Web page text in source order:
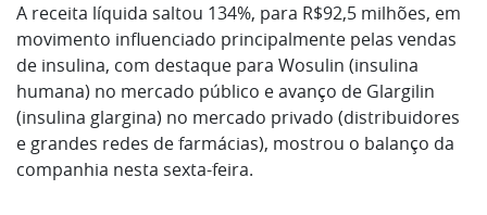
A receita líquida saltou 134%, para R$92,5 milhões, em
movimento influenciado principalmente pelas vendas
⁠de ‌insulina, com destaque para Wosulin (insulina
humana) ⁠no mercado público e avanço de Glargilin
(insulina glargina) no mercado privado (distribuidores
e grandes redes de farmácias), mostrou o balanço da
companhia nesta sexta-feira.